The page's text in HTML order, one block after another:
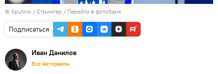
© Sputnik / Стрингер / Перейти в фотобанк
Подписаться
Иван Данилов
Все материалы